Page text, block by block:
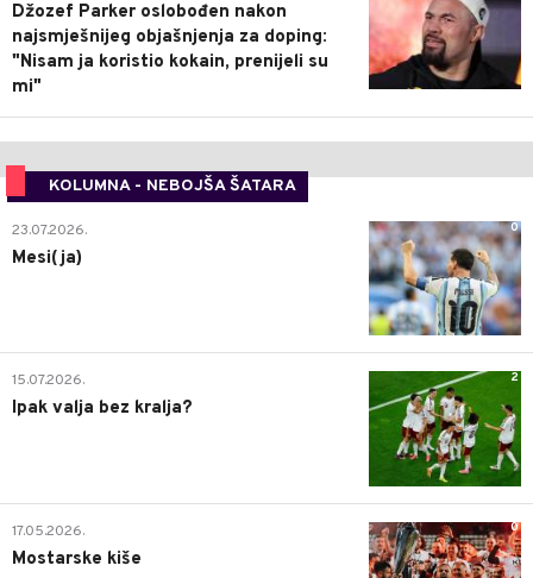
Džozef Parker oslobođen nakon
najsmješnijeg objašnjenja za doping:
"Nisam ja koristio kokain, prenijeli su
mi"
KOLUMNA - NEBOJŠA ŠATARA
0
23.07.2026.
Mesi(ja)
2
15.07.2026.
Ipak valja bez kralja?
0
17.05.2026.
Mostarske kiše